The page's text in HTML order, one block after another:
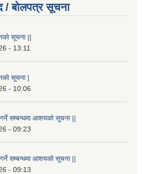
/ बोलपत्र सूचना
सूचना ||
- 13:11
सूचना |
- 10:06
सम्बन्धमा आशयको सूचना ||
- 09:23
सम्बन्धमा आशयको सूचना ||
- 09:13